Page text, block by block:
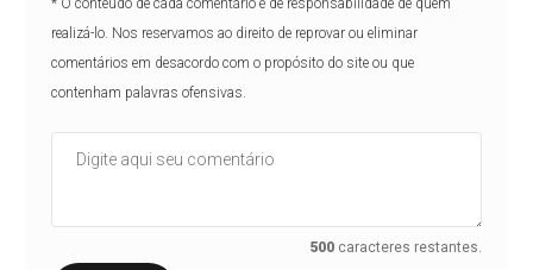
* O conteúdo de cada comentário é de responsabilidade de quem
realizá-lo. Nos reservamos ao direito de reprovar ou eliminar
comentários em desacordo com o propósito do site ou que
contenham palavras ofensivas.
500 caracteres restantes.